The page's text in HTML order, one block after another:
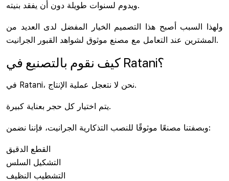
ويدوم لسنوات طويلة دون أن يفقد بنيته.
ولهذا السبب أصبح هذا التصميم الخيار المفضل لدى العديد من
المشترين عند التعامل مع مصنع موثوق لشواهد القبور الجرانيت.
كيف نقوم بالتصنيع في Ratani؟
في Ratani، نحن لا نتعجل عملية الإنتاج.
يتم اختيار كل حجر بعناية كبيرة.
وبصفتنا مصنعًا موثوقًا للنصب التذكارية الجرانيت، فإننا نضمن:
القطع الدقيق
التشكيل السلس
التشطيب النظيف